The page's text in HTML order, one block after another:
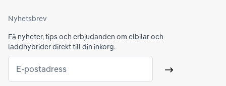
Nyhetsbrev
Få nyheter, tips och erbjudanden om elbilar och
laddhybrider direkt till din inkorg.
E-postadress Skicka